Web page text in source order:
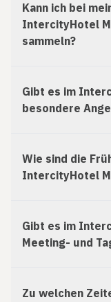
Kann ich bei
IntercityHotel
sammeln?
Gibt es im
besondere
Wie sind die
IntercityHotel
Gibt es im
Meeting- und
Zu welchen